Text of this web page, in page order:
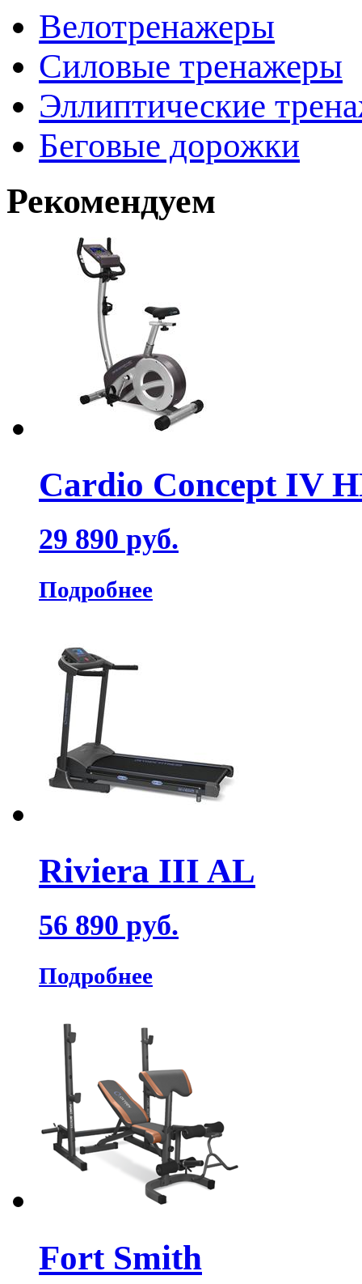
Велотренажеры
Силовые тренажеры
Эллиптические
Беговые дорожки
Рекомендуем
Cardio Concept IV
29 890 руб.
Подробнее
Riviera III AL
56 890 руб.
Подробнее
Fort Smith